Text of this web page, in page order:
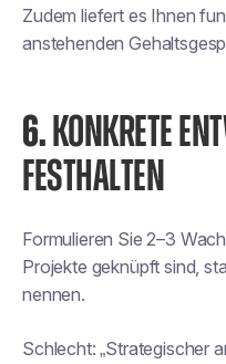
Zudem liefert es Ihnen
anstehenden
6. KONKRETE
FESTHALTEN
Formulieren Sie 2–3
Projekte geknüpft sind,
nennen.
Schlecht: „Strategischer